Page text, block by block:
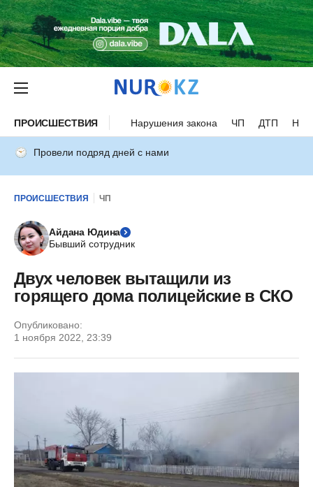
ПРОИСШЕСТВИЯ Нарушения закона ЧП ДТП
Провели подряд дней с нами
ПРОИСШЕСТВИЯ ЧП
Айдана Юдина
Бывший сотрудник
Двух человек вытащили из
горящего дома полицейские в СКО
Опубликовано:
1 ноября 2022, 23:39